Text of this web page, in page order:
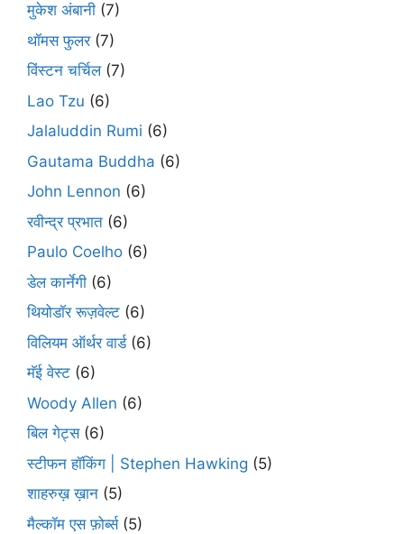
मुकेश अंबानी (7)
थॉमस फुलर(7)
विंस्टन चर्चिल(7)
Lao Tzu (6)
Jalaluddin Rumi (6)
Gautama Buddha (6)
John Lennon (6)
रवीन्द्र प्रभात (6)
Paulo Coelho (6)
डेल कार्नेगी (6)
थियोडॉर रूज़वेल्ट (6)
विलियम ऑर्थर वार्ड(6)
मॅई वेस्ट (6)
Woody Allen (6)
बिल गेट्स(6)
स्टीफन हॉकिंग | Stephen Hawking (5)
शाहरुख़ ख़ान (5)
मैल्कॉम एस फ़ोर्ब्स(5)